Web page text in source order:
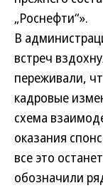
„Роснефти“».
В
встреч
переживали,
кадровые
схема
оказания
все это
обозначили